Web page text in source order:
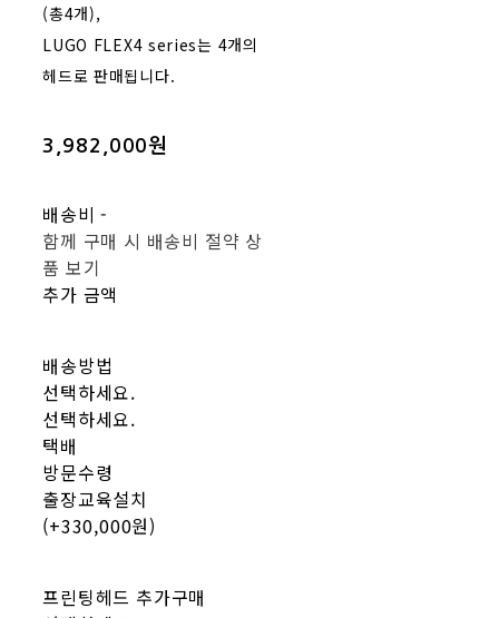
(총4개),
LUGO FLEX4 series는 4개의
헤드로 판매됩니다.
3,982,000원
배송비-
함께 구매 시 배송비 절약 상
품 보기
추가 금액
배송방법
선택하세요.
선택하세요.
택배
방문수령
출장교육설치
(+330,000원)
프린팅헤드 추가구매